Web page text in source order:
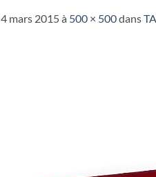
4 mars 2015à 500 × 500dans